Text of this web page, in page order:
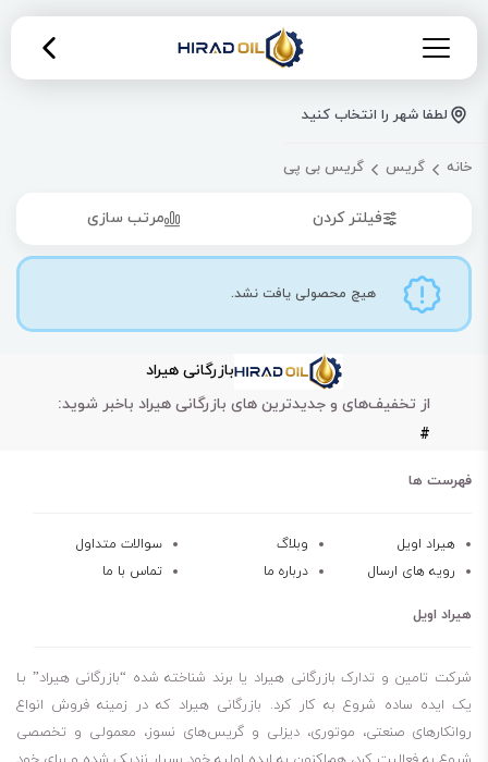
لطفا شهر را انتخاب کنید
خانه گریس گریس بی پی
فیلتر کردن مرتب سازی
هیچ محصولی یافت نشد.
بازرگانی هیراد
از تخفیف‌های و جدیدترین های بازرگانی هیراد باخبر شوید:
#
فهرست ها
هیراد اویل وبلاگ
سوالات متداول
رویه های ارسال
درباره ما تماس با ما
هیراد اویل
شرکت تامین و تدارک بازرگانی هیراد یا برند شناخته شده “بازرگانی هیراد” بـا
یک ایده ساده شروع به کار کرد. بازرگانی هیراد که در زمینه فروش انواع
روانکارهای صنعتی، موتوری، دیزلی و گریس‌های نسوز، معمولی و تخصصی